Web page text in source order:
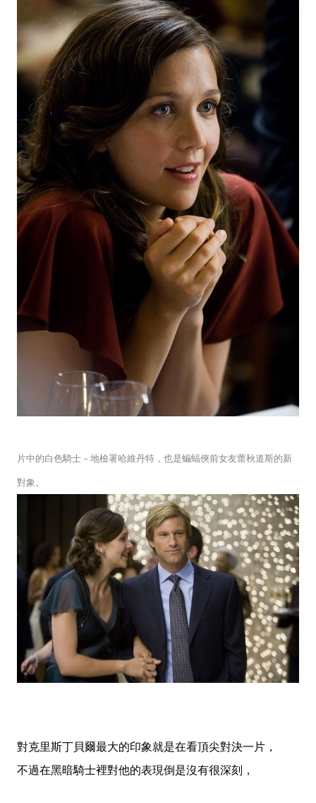
片中的白色騎士－ 地檢署哈維丹特，也是蝙蝠俠前女友蕾秋道斯的新
對象。
對克里斯丁貝爾最大的印象就是在看頂尖對決一片，
不過在黑暗騎士裡對他的表現倒是沒有很深刻，